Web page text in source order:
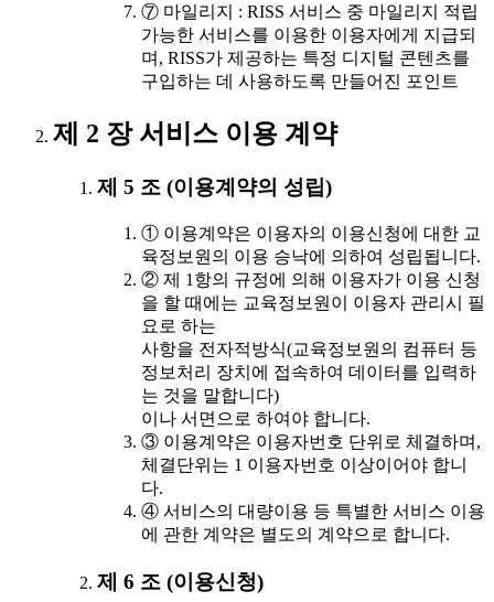
⑦ 마일리지 : RISS 서비스 중 마일리지 적립
가능한 서비스를 이용한 이용자에게 지급되
며, RISS가 제공하는 특정 디지털 콘텐츠를
구입하는 데 사용하도록 만들어진 포인트
제 2 장 서비스 이용 계약
제 5 조 (이용계약의 성립)
① 이용계약은 이용자의 이용신청에 대한 교
육정보원의 이용 승낙에 의하여 성립됩니다.
② 제 1항의 규정에 의해 이용자가 이용 신청
을 할 때에는 교육정보원이 이용자 관리시 필
요로 하는
사항을 전자적방식(교육정보원의 컴퓨터 등
정보처리 장치에 접속하여 데이터를 입력하
는 것을 말합니다)
이나 서면으로 하여야 합니다.
③ 이용계약은 이용자번호 단위로 체결하며,
체결단위는 1 이용자번호 이상이어야 합니
다.
④ 서비스의 대량이용 등 특별한 서비스 이용
에 관한 계약은 별도의 계약으로 합니다.
제 6 조 (이용신청)